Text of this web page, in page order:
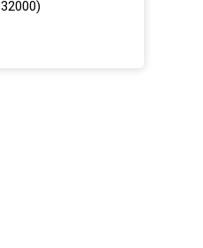
32000)